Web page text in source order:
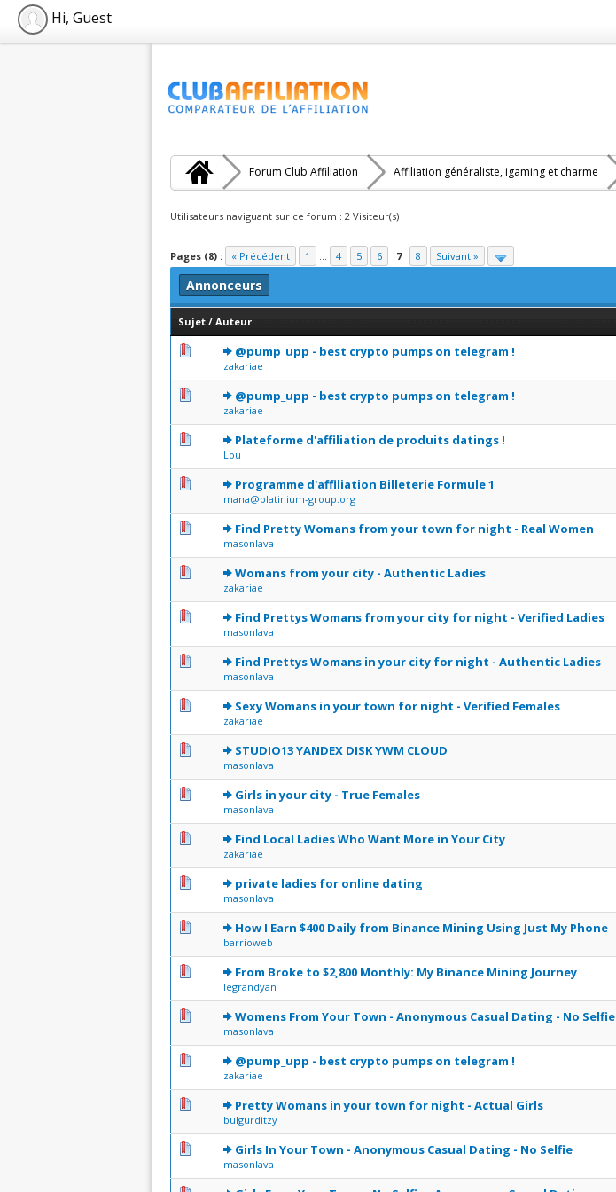
Hi, Guest
Forum Club Affiliation Affiliation généraliste, igaming et charme
Utilisateurs naviguant sur ce forum : 2 Visiteur(s)
Pages (8) : « Précédent 1 ... 4 5 6 7 8 Suivant »
Annonceurs
Sujet / Auteur
@pump_upp - best crypto pumps on telegram !
zakariae
0 Votes - 0 sur 5 en moyenne
12345
@pump_upp - best crypto pumps on telegram !
zakariae
0 Votes - 0 sur 5 en moyenne
12345
Plateforme d'affiliation de produits datings !
Lou
0 Votes - 0 sur 5 en moyenne
12345
Programme d'affiliation Billeterie Formule 1
mana@platinium-group.org
0 Votes - 0 sur 5 en moyenne
12345
Find Pretty Womans from your town for night - Real Women
masonlava
0 Votes - 0 sur 5 en moyenne
123 45
Womans from your city - Authentic Ladies
zakariae
0 Votes - 0 sur 5 en moyenne
12 345
Find Prettys Womans from your city for night - Verified Ladies
masonlava
0 Votes - 0 sur 5 en moyenne
1234 5
Find Prettys Womans in your city for night - Authentic Ladies
masonlava
0 Votes - 0 sur 5 en moyenne
1234 5
Sexy Womans in your town for night - Verified Females
zakariae
0 Votes - 0 sur 5 en moyenne
12345
STUDIO13 YANDEX DISK YWM CLOUD
masonlava
0 Votes - 0 sur 5 en moyenne
1 2345
Girls in your city - True Females
masonlava
0 Votes - 0 sur 5 en moyenne
12345
Find Local Ladies Who Want More in Your City
zakariae
0 Votes - 0 sur 5 en moyenne
1234 5
private ladies for online dating
masonlava
0 Votes - 0 sur 5 en moyenne
12345
How I Earn $400 Daily from Binance Mining Using Just My Phone
barrioweb
0 Votes - 0 sur 5 en moyenne
123 45
From Broke to $2,800 Monthly: My Binance Mining Journey
legrandyan
0 Votes - 0 sur 5 en moyenne
123 45
Womens From Your Town - Anonymous Casual Dating - No Selfie
masonlava
0 Votes - 0 sur 5 en moyenne
12 345
@pump_upp - best crypto pumps on telegram !
zakariae
0 Votes - 0 sur 5 en moyenne
12345
Pretty Womans in your town for night - Actual Girls
bulgurditzy
0 Votes - 0 sur 5 en moyenne
12345
Girls In Your Town - Anonymous Casual Dating - No Selfie
masonlava
0 Votes - 0 sur 5 en moyenne
1 2 345